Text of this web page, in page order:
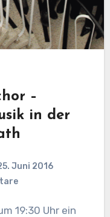
–
in der
Juni 2016